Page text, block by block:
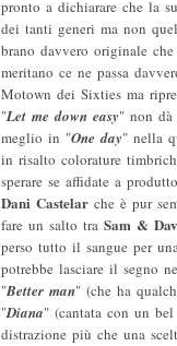
pronto a dichiarare che la
dei tanti generi ma non
brano davvero originale
meritano ce ne passa
Motown dei Sixties ma
"Let me down easy" non dà
meglio in "One day" nella
in risalto colorature
sperare se affidate a
Dani Castelarche è pur
fare un salto tra Sam &
perso tutto il sangue per
potrebbe lasciare il segno
"Better man" (che ha
"Diana" (cantata con un
distrazione più che una